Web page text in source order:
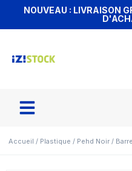
NOUVEAU : LIVRAISON
Accueil / Plastique / Pehd Noir /